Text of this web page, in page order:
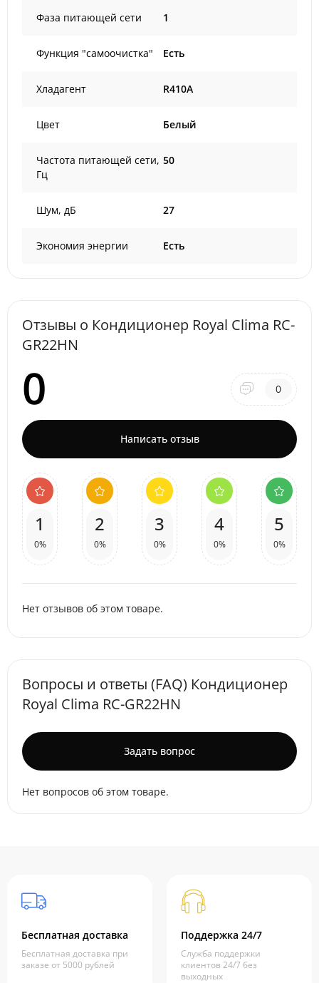
Фаза питающей сети 1
Функция "самоочистка" Есть
Хладагент R410A
Цвет Белый
Частота питающей сети,
Гц
50
Шум, дБ 27
Экономия энергии Есть
Отзывы о Кондиционер Royal Clima RC-
GR22HN
0 0
Написать отзыв
1
0%
2
0%
3
0%
4
0%
5
0%
Нет отзывов об этом товаре.
Вопросы и ответы (FAQ) Кондиционер
Royal Clima RC-GR22HN
Задать вопрос
Нет вопросов об этом товаре.
Бесплатная доставка
Бесплатная доставка при
заказе от 5000 рублей
Поддержка 24/7
Служба поддержки
клиентов 24/7 без
выходных